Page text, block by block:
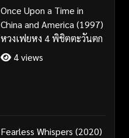
Once Upon a Time in
China and America (1997)
หวงเฟยหง 4 พิชิตตะวันตก
4 views
Fearless Whispers (2020)